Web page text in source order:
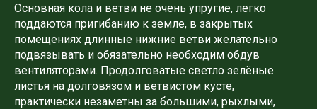
Основная кола и ветви не очень упругие, легко
поддаются пригибанию к земле, в закрытых
помещениях длинные нижние ветви желательно
подвязывать и обязательно необходим обдув
вентиляторами. Продолговатые светло зелёные
листья на долговязом и ветвистом кусте,
практически незаметны за большими, рыхлыми,